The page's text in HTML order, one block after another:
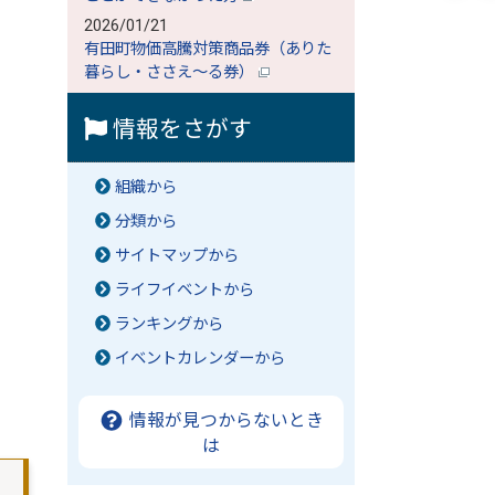
2026/01/21
有田町物価高騰対策商品券（ありた
暮らし・ささえ～る券）
情報をさがす
組織から
分類から
サイトマップから
ライフイベントから
ランキングから
イベントカレンダーから
情報が見つからないとき
は